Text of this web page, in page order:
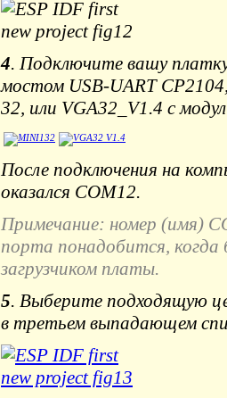
4. Подключите вашу
мостом USB-UART
32, или VGA32_V1.4 с
После подключения на
оказался COM12.
Примечание: номер (имя)
порта понадобится, когда
загрузчиком платы.
5. Выберите подходящую
в третьем выпадающем